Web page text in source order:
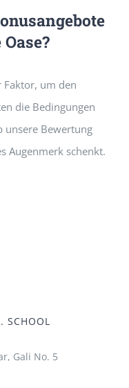
Faktor, um den
die Bedingungen
unsere Bewertung
Augenmerk schenkt.
SCHOOL
Gali No. 5